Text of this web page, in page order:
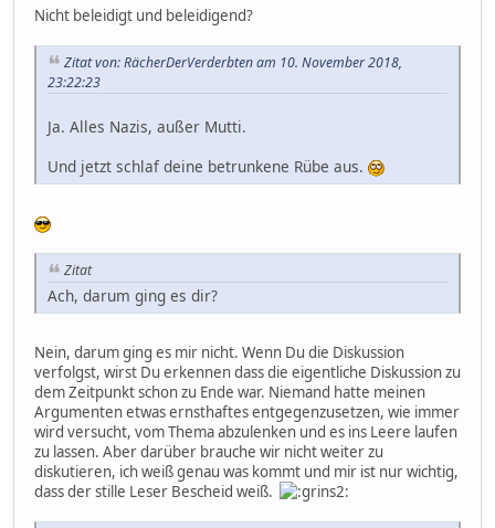
Nicht beleidigt und beleidigend?
Zitat von: RächerDerVerderbten am 10. November 2018,
23:22:23
Ja. Alles Nazis, außer Mutti.
Und jetzt schlaf deine betrunkene Rübe aus.
Zitat
Ach, darum ging es dir?
Nein, darum ging es mir nicht. Wenn Du die Diskussion
verfolgst, wirst Du erkennen dass die eigentliche Diskussion zu
dem Zeitpunkt schon zu Ende war. Niemand hatte meinen
Argumenten etwas ernsthaftes entgegenzusetzen, wie immer
wird versucht, vom Thema abzulenken und es ins Leere laufen
zu lassen. Aber darüber brauche wir nicht weiter zu
diskutieren, ich weiß genau was kommt und mir ist nur wichtig,
dass der stille Leser Bescheid weiß.